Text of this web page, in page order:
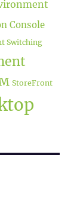
Console
Switching
StoreFront